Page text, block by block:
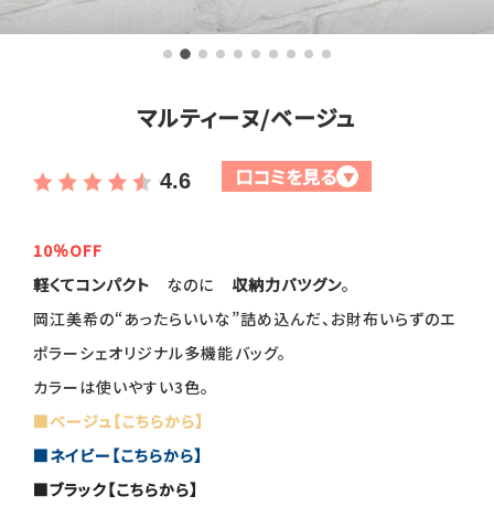
美容アイテム・その他
たるみ・むくみ
肌荒れ
ご注文方法
送料・配送について
返品・交換・キャンセルについて
定期便サービスについて
マルティーヌ/ベージュ
4.6 口コミを見る ▼
10％OFF
軽くてコンパクト なのに 収納力バツグン。
岡江美希の“あったらいいな”詰め込んだ、お財布いらずのエ
ポラーシェオリジナル多機能バッグ。
カラーは使いやすい3色。
■ベージュ【こちらから】
■ネイビー【こちらから】
■ブラック【こちらから】